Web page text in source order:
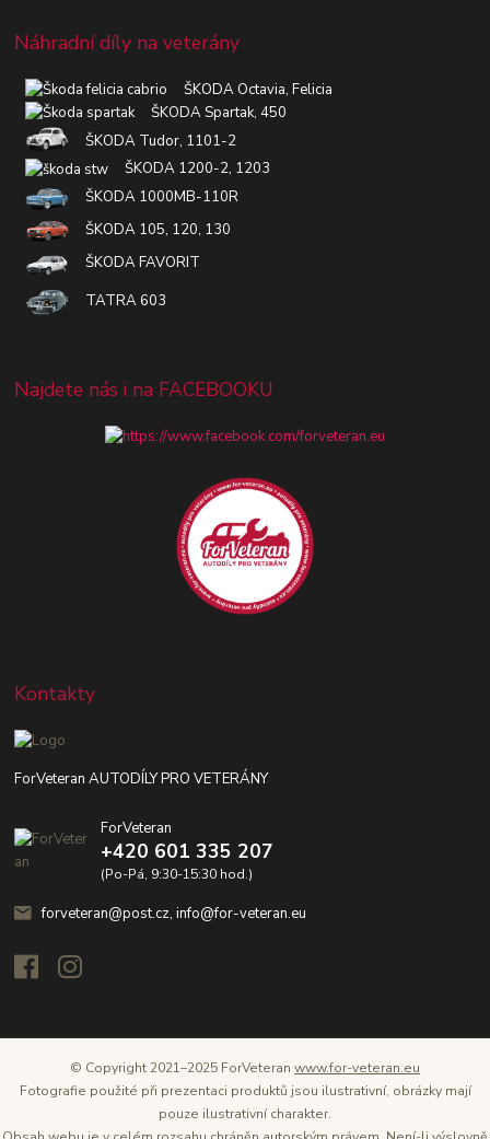
Náhradní díly na veterány
ŠKODA Octavia, Felicia
ŠKODA Spartak, 450
ŠKODA Tudor, 1101-2
ŠKODA 1200-2, 1203
ŠKODA 1000MB-110R
ŠKODA 105, 120, 130
ŠKODA FAVORIT
TATRA 603
Najdete nás i na FACEBOOKU
Kontakty
ForVeteran AUTODÍLY PRO VETERÁNY
ForVeteran
+420 601 335 207
(Po-Pá, 9:30-15:30 hod.)
forveteran@post.cz, info@for-veteran.eu
© Copyright 2021–2025 ForVeteran www.for-veteran.eu
Fotografie použité při prezentaci produktů jsou ilustrativní, obrázky mají
pouze ilustrativní charakter.